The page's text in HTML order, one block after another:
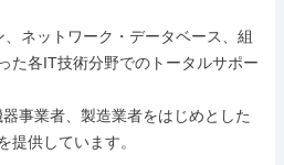
ネットワーク・データベース、組
た各IT技術分野でのトータルサポー
事業者、製造業者をはじめとした
提供しています。